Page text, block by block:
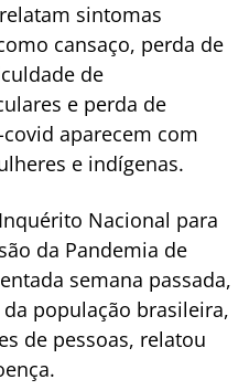
sintomas
cansaço, perda de
de
e perda de
aparecem com
e indígenas.
Nacional para
da Pandemia de
semana passada,
população brasileira,
de pessoas, relatou